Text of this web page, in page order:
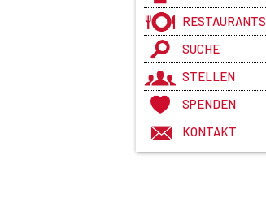
RESTAURANTS
SUCHE
STELLEN
SPENDEN
KONTAKT